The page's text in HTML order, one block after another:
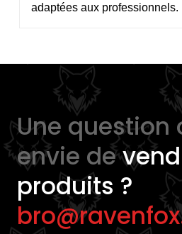
adaptées aux professionnels.
Une question
envie de
produits ?